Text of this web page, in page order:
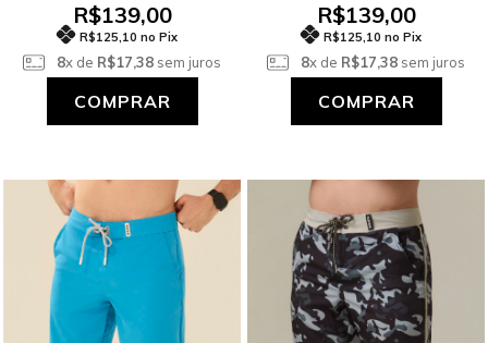
R$139,00
R$125,10 no Pix
8x de R$17,38sem juros
COMPRAR
R$139,00
R$125,10 no Pix
8x de R$17,38sem juros
COMPRAR